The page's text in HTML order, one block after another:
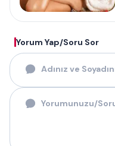
Yorum Yap/Soru Sor